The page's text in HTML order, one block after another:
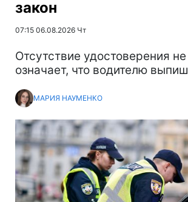
закон
07:15 06.08.2026 Чт
Отсутствие удостоверения
означает, что водителю
МАРИЯ НАУМЕНКО